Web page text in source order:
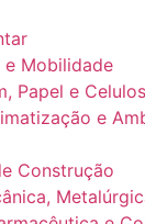
Mobilidade
Papel e
e
Construção